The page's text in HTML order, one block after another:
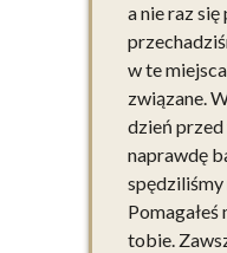
a nie raz się
w te
związane.
dzień przed
naprawdę
spędziliśmy
Pomagałeś
tobie.